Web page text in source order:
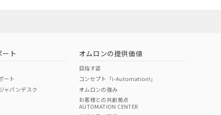
ート
ート
ャパンデスク
オムロンの提供価値
目指す姿
コンセプト「i-Automation!」
オムロンの強み
お客様との共創拠点
AUTOMATION CENTER